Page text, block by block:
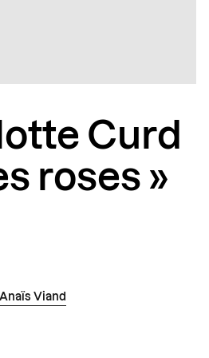
Curd
roses »
Anaïs Viand